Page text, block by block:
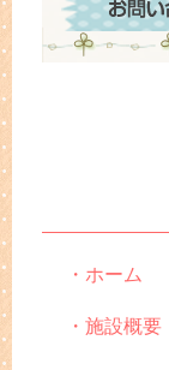
・ホーム
・施設概要